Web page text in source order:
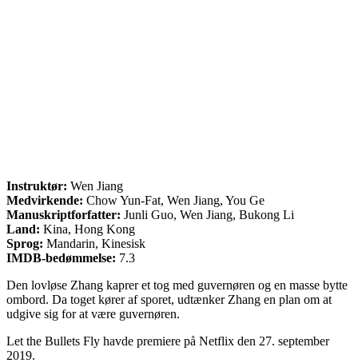
Instruktør: Wen Jiang
Medvirkende: Chow Yun-Fat, Wen Jiang, You Ge
Manuskriptforfatter: Junli Guo, Wen Jiang, Bukong Li
Land: Kina, Hong Kong
Sprog: Mandarin, Kinesisk
IMDB-bedømmelse: 7.3
Den lovløse Zhang kaprer et tog med guvernøren og en masse bytte
ombord. Da toget kører af sporet, udtænker Zhang en plan om at
udgive sig for at være guvernøren.
Let the Bullets Fly havde premiere på Netflix den 27. september
2019.